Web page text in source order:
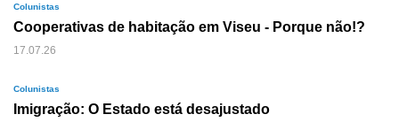
Colunistas
Cooperativas de habitação em Viseu - Porque não!?
17.07.26
Colunistas
Imigração: O Estado está desajustado